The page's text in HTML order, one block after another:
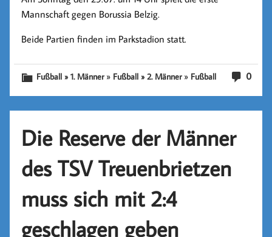
Mannschaft gegen Borussia Belzig.
Beide Partien finden im Parkstadion statt.
0
Fußball » 1. Männer» Fußball » 2. Männer» Fußball
Die Reserve der Männer
des TSV Treuenbrietzen
muss sich mit 2:4
geschlagen geben